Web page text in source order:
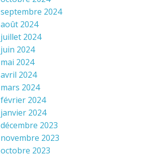
septembre 2024
août 2024
juillet 2024
juin 2024
mai 2024
avril 2024
mars 2024
février 2024
janvier 2024
décembre 2023
novembre 2023
octobre 2023